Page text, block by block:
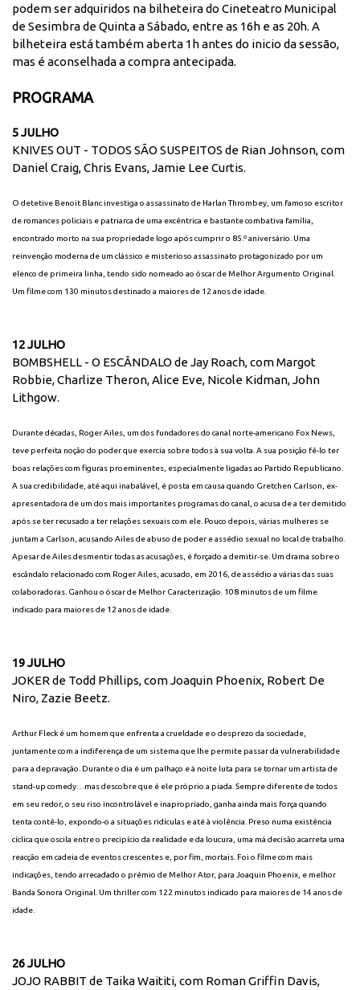
podem ser adquiridos na bilheteira do Cineteatro Municipal
de Sesimbra de Quinta a Sábado, entre as 16h e as 20h. A
bilheteira está também aberta 1h antes do inicio da sessão,
mas é aconselhada a compra antecipada.
PROGRAMA
5 JULHO
KNIVES OUT - TODOS SÃO SUSPEITOS de Rian Johnson, com
Daniel Craig, Chris Evans, Jamie Lee Curtis.
O detetive Benoit Blanc investiga o assassinato de Harlan Thrombey, um famoso escritor
de romances policiais e patriarca de uma excêntrica e bastante combativa família,
encontrado morto na sua propriedade logo após cumprir o 85.º aniversário. Uma
reinvenção moderna de um clássico e misterioso assassinato protagonizado por um
elenco de primeira linha, tendo sido nomeado ao óscar de Melhor Argumento Original.
Um filme com 130 minutos destinado a maiores de 12 anos de idade.
12 JULHO
BOMBSHELL - O ESCÂNDALO de Jay Roach, com Margot
Robbie, Charlize Theron, Alice Eve, Nicole Kidman, John
Lithgow.
Durante décadas, Roger Ailes, um dos fundadores do canal norte-americano Fox News,
teve perfeita noção do poder que exercia sobre todos à sua volta. A sua posição fê-lo ter
boas relações com figuras proeminentes, especialmente ligadas ao Partido Republicano.
A sua credibilidade, até aqui inabalável, é posta em causa quando Gretchen Carlson, ex-
apresentadora de um dos mais importantes programas do canal, o acusa de a ter demitido
após se ter recusado a ter relações sexuais com ele. Pouco depois, várias mulheres se
juntam a Carlson, acusando Ailes de abuso de poder e assédio sexual no local de trabalho.
Apesar de Ailes desmentir todas as acusações, é forçado a demitir-se. Um drama sobre o
escândalo relacionado com Roger Ailes, acusado, em 2016, de assédio a várias das suas
colaboradoras. Ganhou o óscar de Melhor Caracterização. 108 minutos de um filme
indicado para maiores de 12 anos de idade.
19 JULHO
JOKER de Todd Phillips, com Joaquin Phoenix, Robert De
Niro, Zazie Beetz.
Arthur Fleck é um homem que enfrenta a crueldade e o desprezo da sociedade,
juntamente com a indiferença de um sistema que lhe permite passar da vulnerabilidade
para a depravação. Durante o dia é um palhaço e à noite luta para se tornar um artista de
stand-up comedy…mas descobre que é ele próprio a piada. Sempre diferente de todos
em seu redor, o seu riso incontrolável e inapropriado, ganha ainda mais força quando
tenta contê-lo, expondo-o a situações ridículas e até à violência. Preso numa existência
cíclica que oscila entre o precipício da realidade e da loucura, uma má decisão acarreta uma
reacção em cadeia de eventos crescentes e, por fim, mortais. Foi o filme com mais
indicações, tendo arrecadado o prémio de Melhor Ator, para Joaquin Phoenix, e melhor
Banda Sonora Original. Um thriller com 122 minutos indicado para maiores de 14 anos de
idade.
26 JULHO
JOJO RABBIT de Taika Waititi, com Roman Griffin Davis,